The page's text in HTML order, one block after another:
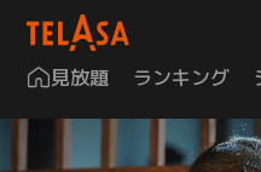
見放題 ランキング